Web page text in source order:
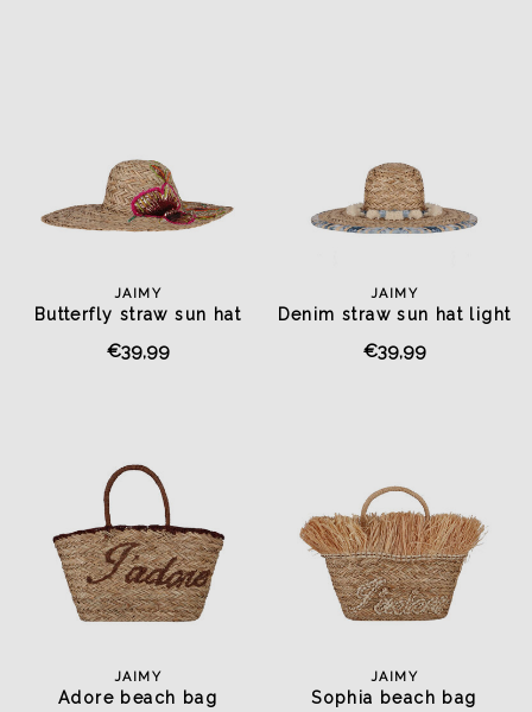
JAIMY
Butterfly straw sun hat
€39,99
JAIMY
Denim straw sun hat light
€39,99
JAIMY
Adore beach bag
JAIMY
Sophia beach bag